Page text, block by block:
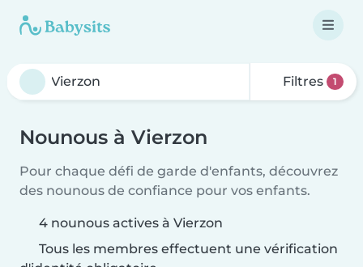
Filtres 1
Nounous à Vierzon
Pour chaque défi de garde d'enfants, découvrez
des nounous de confiance pour vos enfants.
4 nounous actives à Vierzon
Tous les membres effectuent une vérification